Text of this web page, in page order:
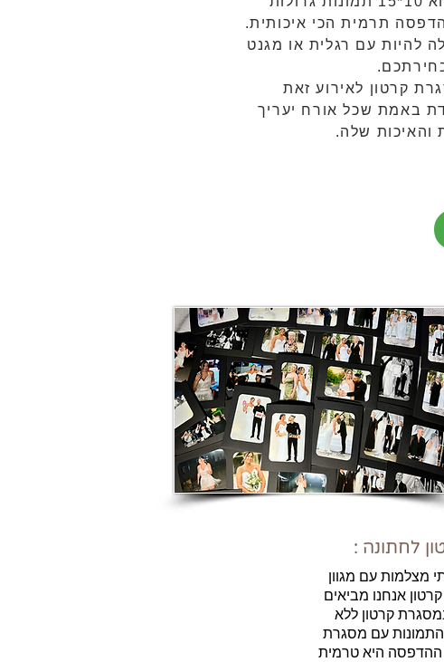
תרמית הכי איכותית.
להיות עם רגלית או מגנט
קרטון לאירוע זאת
באמת שכל אורח יעריך
והאיכות שלה.
לחתונה :
מצלמות עם מגוון
אנחנו מביאים
קרטון ללא
התמונות עם מסגרת
ההדפסה היא טרמית